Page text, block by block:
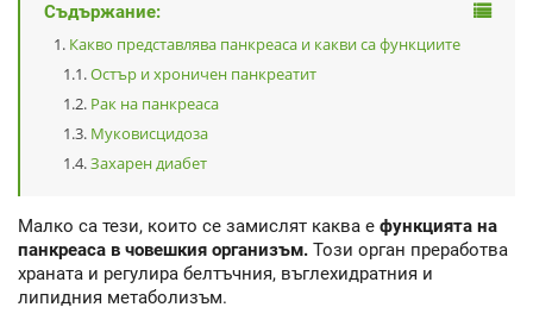
Съдържание:
Какво представлява панкреаса и какви са функциите
Остър и хроничен панкреатит
Рак на панкреаса
Муковисцидоза
Захарен диабет
Малко са тези, които се замислят каква е функцията на
панкреаса в човешкия организъм. Този орган преработва
храната и регулира белтъчния, въглехидратния и
липидния метаболизъм.